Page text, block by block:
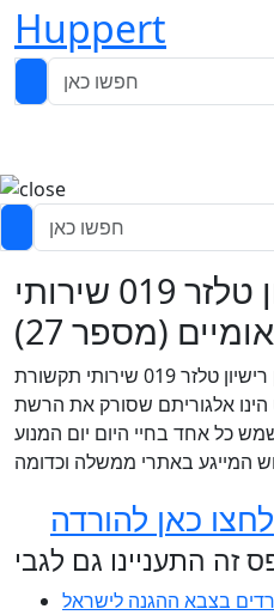
Huppert
תיקון רישיון טלזר 019 שירותי
(מספר 27)
הינך בעמוד אשר מציג את תיקון רישיון טלזר 019 שירותי תקשורת
27), הופרט הינו אלגוריתם שסורק את הרשת
כל אחד בחיי היום יום המנוע
המייגע באתרי ממשלה וכדומה
לחצו כאן להורדה
זה התעניינו גם לגבי
בצבא ההגנה לישראל